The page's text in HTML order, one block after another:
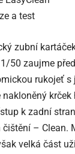
zubní
50 zaujme
rukojeť
krček
k zadní
čištění – Clean.
velká část